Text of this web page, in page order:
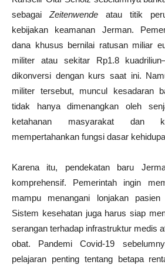
sebagai Zeitenwende atau titik
kebijakan keamanan Jerman.
dana khusus bernilai ratusan miliar
militer atau sekitar Rp1.8
dikonversi dengan kurs saat ini.
militer tersebut, muncul kesadaran
tidak hanya dimenangkan oleh
ketahanan masyarakat dan
mempertahankan fungsi dasar
Karena itu, pendekatan baru
komprehensif. Pemerintah ingin
mampu menangani lonjakan
Sistem kesehatan juga harus siap
serangan terhadap infrastruktur medis
obat. Pandemi Covid-19
pelajaran penting tentang betapa